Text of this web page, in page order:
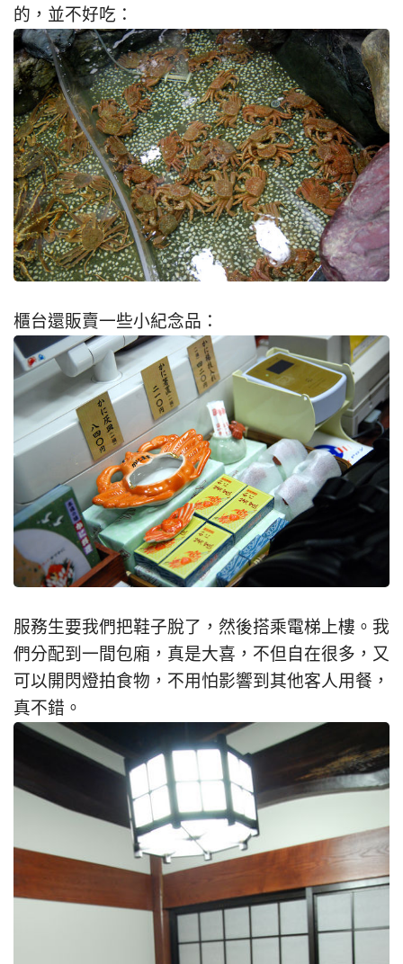
的，並不好吃：
櫃台還販賣一些小紀念品：
服務生要我們把鞋子脫了，然後搭乘電梯上樓。我
們分配到一間包廂，真是大喜，不但自在很多，又
可以開閃燈拍食物，不用怕影響到其他客人用餐，
真不錯。